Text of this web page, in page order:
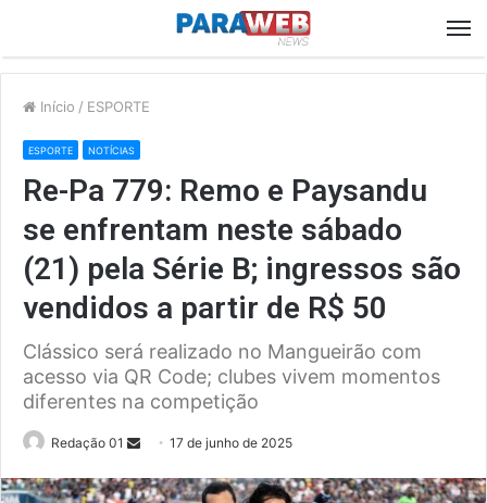
Início / ESPORTE
ESPORTE NOTÍCIAS
Re-Pa 779: Remo e Paysandu
se enfrentam neste sábado
(21) pela Série B; ingressos são
vendidos a partir de R$ 50
Clássico será realizado no Mangueirão com
acesso via QR Code; clubes vivem momentos
diferentes na competição
Redação 01
Send
email
17 de junho de 2025